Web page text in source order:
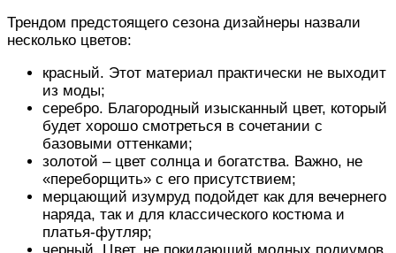
Трендом предстоящего сезона дизайнеры назвали
несколько цветов:
красный. Этот материал практически не выходит
из моды;
серебро. Благородный изысканный цвет, который
будет хорошо смотреться в сочетании с
базовыми оттенками;
золотой – цвет солнца и богатства. Важно, не
«переборщить» с его присутствием;
мерцающий изумруд подойдет как для вечернего
наряда, так и для классического костюма и
платья-футляр;